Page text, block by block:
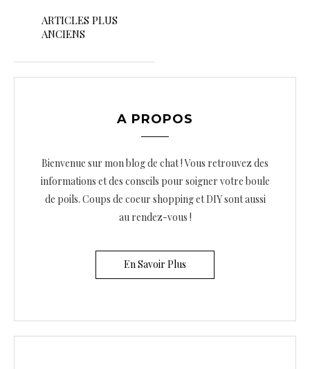
i
r
t
ARTICLES PLUS
ANCIENS
A PROPOS
Bienvenue sur mon blog de chat ! Vous retrouvez des
informations et des conseils pour soigner votre boule
de poils. Coups de coeur shopping et DIY sont aussi
au rendez-vous !
En Savoir Plus